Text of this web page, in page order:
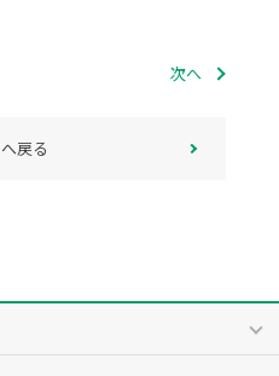
次へ
戻る